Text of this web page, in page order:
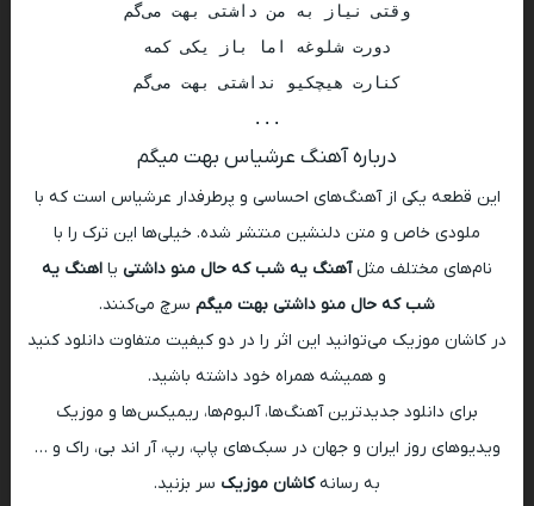
...
درباره آهنگ عرشیاس بهت میگم
این قطعه یکی از آهنگ‌های احساسی و پرطرفدار عرشیاس است که با
ملودی خاص و متن دلنشین منتشر شده. خیلی‌ها این ترک را با
نام‌های مختلف مثلآهنگ یه شب که حال منو داشتی یا اهنگ یه
شب که حال منو داشتی بهت میگم سرچ می‌کنند.
در کاشان موزیک می‌توانید این اثر را در دو کیفیت متفاوت دانلود کنید
و همیشه همراه خود داشته باشید.
برای دانلود جدیدترین آهنگ‌ها، آلبوم‌ها، ریمیکس‌ها و موزیک
ویدیوهای روز ایران و جهان در سبک‌های پاپ، رپ، آر اند بی، راک و …
به رسانهکاشان موزیک سر بزنید.